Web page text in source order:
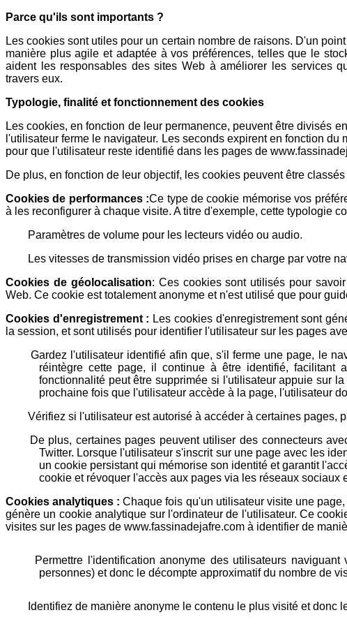
Parce qu'ils sont importants ?
Les cookies sont utiles pour un certain nombre de raisons. D'un
manière plus agile et adaptée à vos préférences, telles que le
aident les responsables des sites Web à améliorer les services
travers eux.
Typologie, finalité et fonctionnement des cookies
Les cookies, en fonction de leur permanence, peuvent être divisés
l'utilisateur ferme le navigateur. Les seconds expirent en fonction
pour que l'utilisateur reste identifié dans les pages de
De plus, en fonction de leur objectif, les cookies peuvent être classés
Cookies de performances :Ce type de cookie mémorise vos
à les reconfigurer à chaque visite. A titre d'exemple, cette typologie
Paramètres de volume pour les lecteurs vidéo ou audio.
Les vitesses de transmission vidéo prises en charge par votre
Cookies de géolocalisation: Ces cookies sont utilisés pour
Web. Ce cookie est totalement anonyme et n'est utilisé que pour
Cookies d'enregistrement : Les cookies d'enregistrement sont
la session, et sont utilisés pour identifier l'utilisateur sur les pages
Gardez l'utilisateur identifié afin que, s'il ferme une page, le
réintègre cette page, il continue à être identifié, facilitant
fonctionnalité peut être supprimée si l'utilisateur appuie sur
prochaine fois que l'utilisateur accède à la page, l'utilisateur
Vérifiez si l'utilisateur est autorisé à accéder à certaines pages,
De plus, certaines pages peuvent utiliser des connecteurs
Twitter. Lorsque l'utilisateur s'inscrit sur une page avec les
un cookie persistant qui mémorise son identité et garantit
cookie et révoquer l'accès aux pages via les réseaux
Cookies analytiques :Chaque fois qu'un utilisateur visite une
génère un cookie analytique sur l'ordinateur de l'utilisateur. Ce
visites sur les pages de www.fassinadejafre.com à identifier de
Permettre l'identification anonyme des utilisateurs
personnes) et donc le décompte approximatif du nombre de
Identifiez de manière anonyme le contenu le plus visité et donc